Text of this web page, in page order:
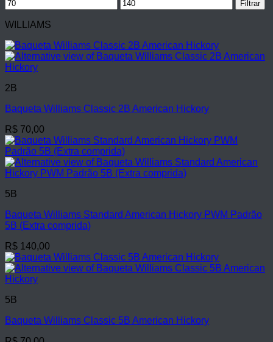
mínimo
máximo
Filtrar
WILLIAMS
2B
Baqueta Williams Classic 2B American Hickory
R$ 70,00
5B
Baqueta Williams Standard American Hickory PWM Padrão
5B (Extra comprida)
R$ 140,00
5B
Baqueta Williams Classic 5B American Hickory